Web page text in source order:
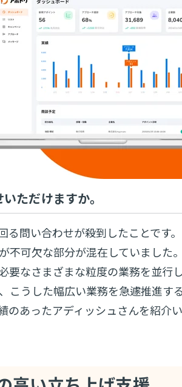
ただけますか。
る問い合わせが殺到したことです
不可欠な部分が混在していました
要なさまざまな粒度の業務を並行
こうした幅広い業務を急遽推進す
のあったアディッシュさんを紹介